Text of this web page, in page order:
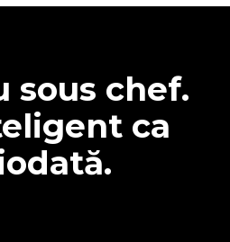
sous chef.
ca